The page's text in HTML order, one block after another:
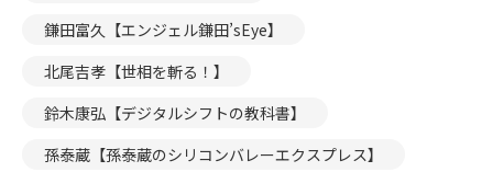
鎌田富久【エンジェル鎌田’sEye】
北尾吉孝【世相を斬る！】
鈴木康弘【デジタルシフトの教科書】
孫泰蔵【孫泰蔵のシリコンバレーエクスプレス】